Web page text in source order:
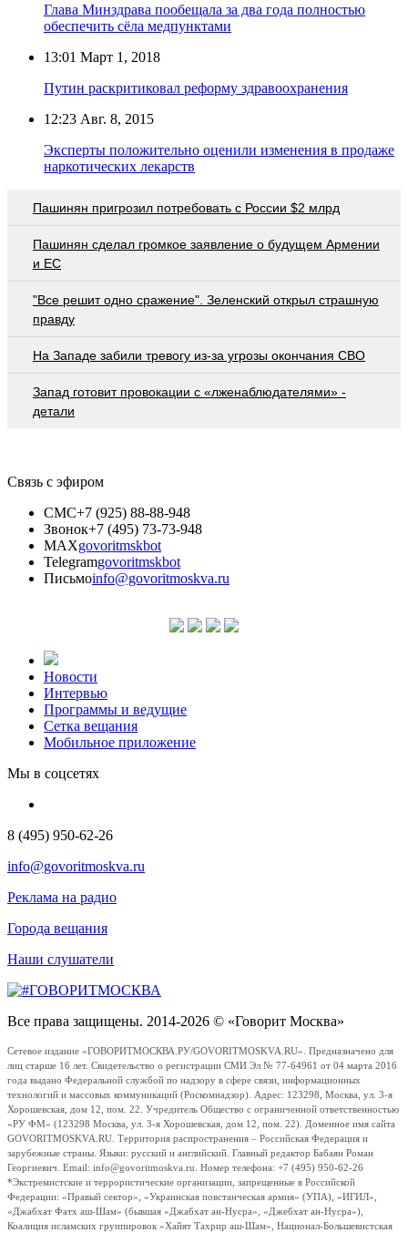
Глава Минздрава пообещала за два года полностью
обеспечить сёла медпунктами
13:01 Март 1, 2018
Путин раскритиковал реформу здравоохранения
12:23 Авг. 8, 2015
Эксперты положительно оценили изменения в продаже
наркотических лекарств
Пашинян пригрозил потребовать c России $2 млрд
Пашинян сделал громкое заявление о будущем Армении
и ЕС
"Все решит одно сражение". Зеленский открыл страшную
правду
На Западе забили тревогу из-за угрозы окончания СВО
Запад готовит провокации с «лженаблюдателями» -
детали
Связь с эфиром
СМС+7 (925) 88-88-948
Звонок+7 (495) 73-73-948
MAXgovoritmskbot
Telegramgovoritmskbot
Письмоinfo@govoritmoskva.ru
Новости
Интервью
Программы и ведущие
Сетка вещания
Мобильное приложение
Мы в соцсетях
8 (495) 950-62-26
info@govoritmoskva.ru
Реклама на радио
Города вещания
Наши слушатели
Все права защищены. 2014-2026 © «Говорит Москва»
Сетевое издание «ГОВОРИТМОСКВА.РУ/GOVORITMOSKVA.RU». Предназначено для
лиц старше 16 лет. Свидетельство о регистрации СМИ Эл № 77-64961 от 04 марта 2016
года выдано Федеральной службой по надзору в сфере связи, информационных
технологий и массовых коммуникаций (Роскомнадзор). Адрес: 123298, Москва, ул. 3-я
Хорошевская, дом 12, пом. 22. Учредитель Общество с ограниченной ответственностью
«РУ ФМ» (123298 Москва, ул. 3-я Хорошевская, дом 12, пом. 22). Доменное имя сайта
GOVORITMOSKVA.RU. Территория распространения – Российская Федерация и
зарубежные страны. Языки: русский и английский. Главный редактор Бабаян Роман
Георгиевич. Email: info@govoritmoskva.ru. Номер телефона: +7 (495) 950-62-26
*Экстремистские и террористические организации, запрещенные в Российской
Федерации: «Правый сектор», «Украинская повстанческая армия» (УПА), «ИГИЛ»,
«Джабхат Фатх аш-Шам» (бывшая «Джабхат ан-Нусра», «Джебхат ан-Нусра»),
Коалиция исламских группировок «Хайят Тахрир аш-Шам», Национал-Большевистская